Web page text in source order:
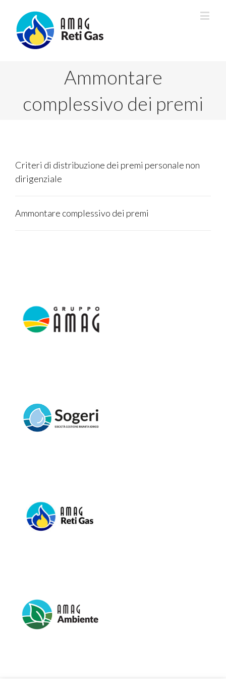
Ammontare
complessivo dei premi
Criteri di distribuzione dei premi personale non
dirigenziale
Ammontare complessivo dei premi